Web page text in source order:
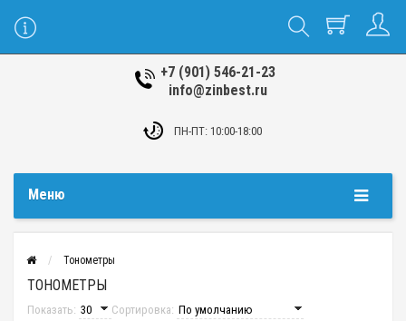
+7 (901) 546-21-23
info@zinbest.ru
ПН-ПТ: 10:00-18:00
Меню
Тонометры
ТОНОМЕТРЫ
Показать: Сортировка: